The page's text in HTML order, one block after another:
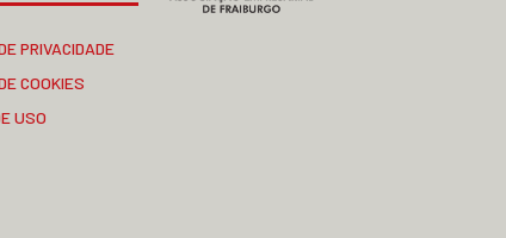
PRIVACIDADE
COOKIES
USO